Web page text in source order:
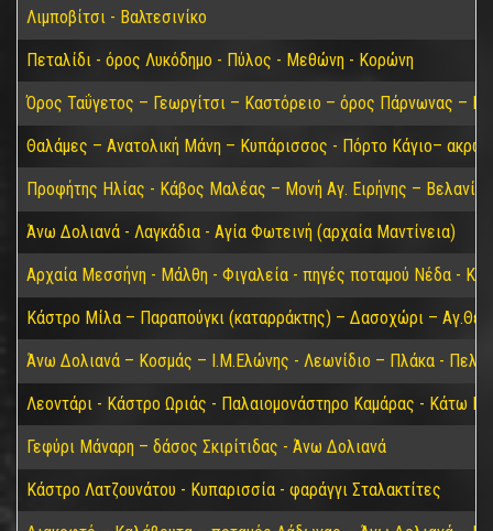
Λιμποβίτσι - Βαλτεσινίκο
Πεταλίδι - όρος Λυκόδημο - Πύλος - Μεθώνη - Κορώνη
Όρος Ταΰγετος – Γεωργίτσι – Καστόρειο – όρος Πάρνωνας –
Θαλάμες – Ανατολική Μάνη – Κυπάρισσος - Πόρτο Κάγιο–
Προφήτης Ηλίας - Κάβος Μαλέας – Μονή Αγ. Ειρήνης –
Άνω Δολιανά - Λαγκάδια - Αγία Φωτεινή (αρχαία Μαντίνεια)
Αρχαία Μεσσήνη - Μάλθη - Φιγαλεία - πηγές ποταμού Νέδα -
Κάστρο Μίλα – Παραπούγκι (καταρράκτης) – Δασοχώρι –
Άνω Δολιανά – Κοσμάς – Ι.Μ.Ελώνης - Λεωνίδιο – Πλάκα -
Λεοντάρι - Κάστρο Ωριάς - Παλαιομονάστηρο Καμάρας - Κάτω
Γεφύρι Μάναρη – δάσος Σκιρίτιδας - Άνω Δολιανά
Κάστρο Λατζουνάτου - Κυπαρισσία - φαράγγι Σταλακτίτες